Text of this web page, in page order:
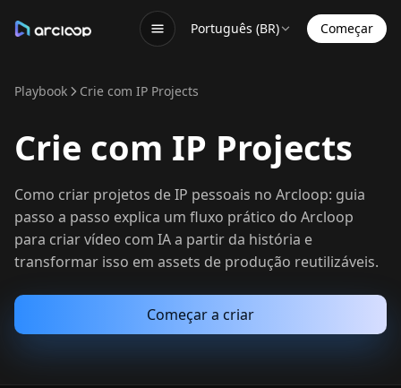
Português (BR) Começar
Playbook Crie com IP Projects
Crie com IP Projects
Como criar projetos de IP pessoais no Arcloop: guia
passo a passo explica um fluxo prático do Arcloop
para criar vídeo com IA a partir da história e
transformar isso em assets de produção reutilizáveis.
Começar a criar